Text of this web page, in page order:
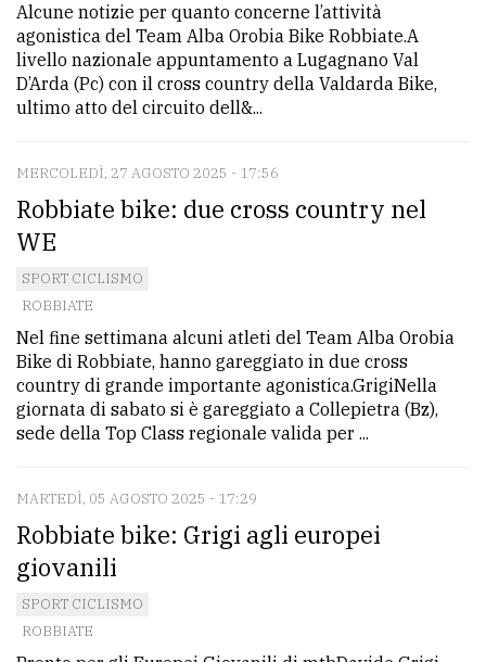
Alcune notizie per quanto concerne l’attività
agonistica del Team Alba Orobia Bike Robbiate.A
livello nazionale appuntamento a Lugagnano Val
D’Arda (Pc) con il cross country della Valdarda Bike,
ultimo atto del circuito dell&...
MERCOLEDÌ, 27 AGOSTO 2025 - 17:56
Robbiate bike: due cross country nel
WE
SPORT CICLISMO
ROBBIATE
Nel fine settimana alcuni atleti del Team Alba Orobia
Bike di Robbiate, hanno gareggiato in due cross
country di grande importante agonistica.GrigiNella
giornata di sabato si è gareggiato a Collepietra (Bz),
sede della Top Class regionale valida per ...
MARTEDÌ, 05 AGOSTO 2025 - 17:29
Robbiate bike: Grigi agli europei
giovanili
SPORT CICLISMO
ROBBIATE